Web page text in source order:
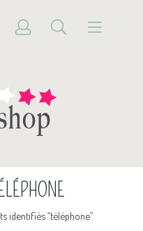
identifiés “téléphone”